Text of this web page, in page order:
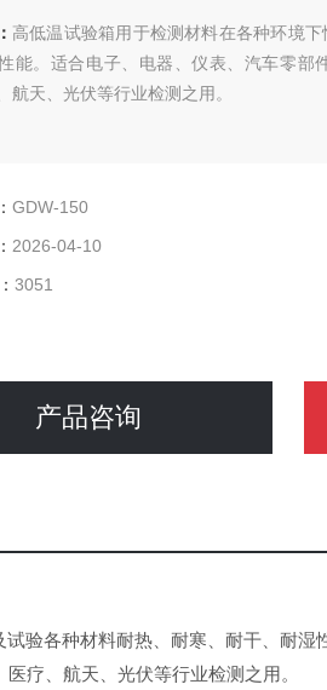
高低温试验箱用于检测材料在各种环境
能。适合电子、电器、仪表、汽车零部
航天、光伏等行业检测之用。
GDW-150
2026-04-10
3051
产品咨询
验各种材料耐热、耐寒、耐干、耐湿
疗、航天、光伏等行业检测之用。